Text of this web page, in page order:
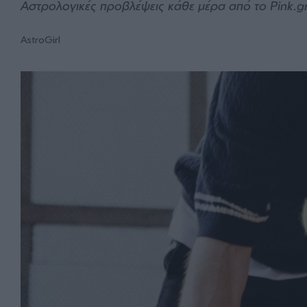
Αστρολογικές προβλέψεις κάθε μέρα από το
AstroGirl